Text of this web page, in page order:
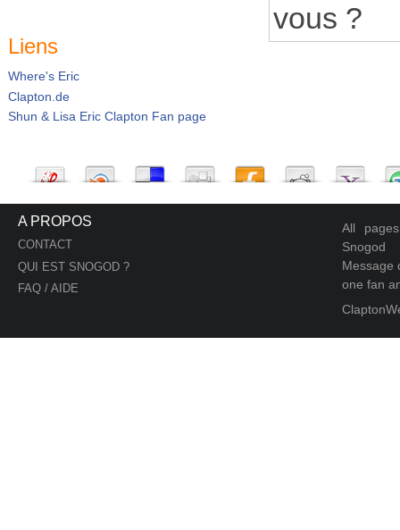
Liens
Where's Eric
Clapton.de
Shun & Lisa Eric Clapton Fan page
vous ?
A PROPOS
CONTACT
QUI EST SNOGOD ?
FAQ / AIDE
All
Snogod
Message
one fan